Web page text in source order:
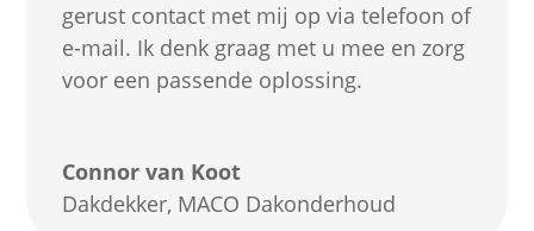
gerust contact met mij op via telefoon of
e-mail. Ik denk graag met u mee en zorg
voor een passende oplossing.
Connor van Koot
Dakdekker, MACO Dakonderhoud